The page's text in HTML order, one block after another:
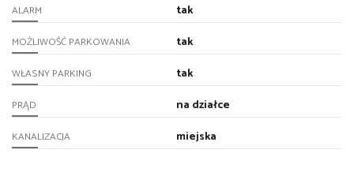
ALARM tak
MOŻLIWOŚĆ PARKOWANIA tak
WŁASNY PARKING tak
PRĄD na działce
KANALIZACJA miejska